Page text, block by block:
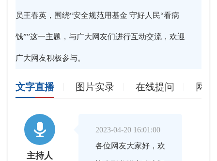
员王春英，围绕“安全规范用基金 守好人民“看病
钱””这一主题，与广大网友们进行互动交流，欢迎
广大网友积极参与。
文字直播 图片实录 在线提问 网

主持人
2023-04-20 16:01:00
各位网友大家好，欢